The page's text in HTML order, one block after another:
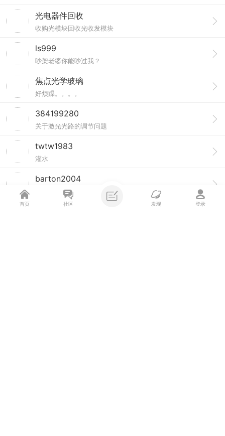
光电器件回收
收购光模块回收光收发模块
ls999
吵架老婆你能吵过我？
焦点光学玻璃
好烦躁。。。。
384199280
关于激光光路的调节问题
twtw1983
灌水
barton2004
首页 社区 发现 登录